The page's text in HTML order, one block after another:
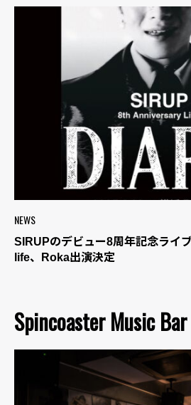
NEWS
SIRUPのデビュー8周年記念ライ
life、Roka出演決定
Spincoaster Music